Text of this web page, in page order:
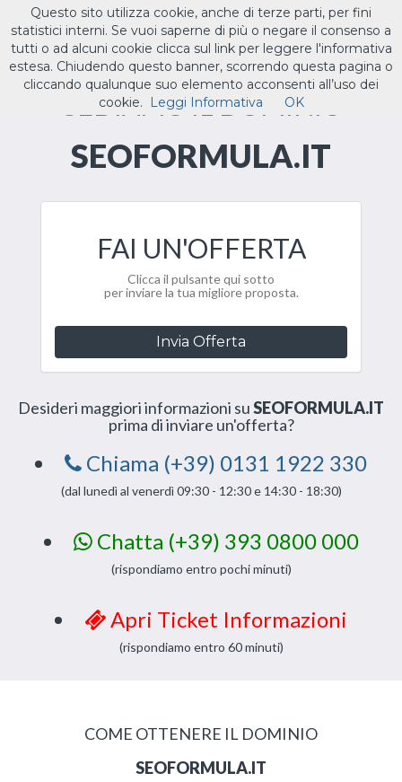
Toggle
ILTUO.IT
CEDIAMO IL DOMINIO
SEOFORMULA.IT
FAI UN'OFFERTA
Clicca il pulsante qui sotto
per inviare la tua migliore proposta.
Invia Offerta
Desideri maggiori informazioni suSEOFORMULA.IT
prima di inviare un'offerta?
Chiama (+39) 0131 1922 330
(dal lunedì al venerdì 09:30 - 12:30 e 14:30 - 18:30)
Chatta (+39) 393 0800 000
(rispondiamo entro pochi minuti)
Apri Ticket Informazioni
(rispondiamo entro 60 minuti)
COME OTTENERE IL DOMINIO
SEOFORMULA.IT
Questo sito utilizza cookie, anche di terze parti, per fini
statistici interni. Se vuoi saperne di più o negare il consenso a
tutti o ad alcuni cookie clicca sul link per leggere l'informativa
estesa. Chiudendo questo banner, scorrendo questa pagina o
cliccando qualunque suo elemento acconsenti all’uso dei
cookie.
Leggi Informativa OK